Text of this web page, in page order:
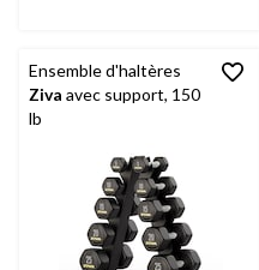
Ensemble d'haltères
Ziva avec support, 150
lb